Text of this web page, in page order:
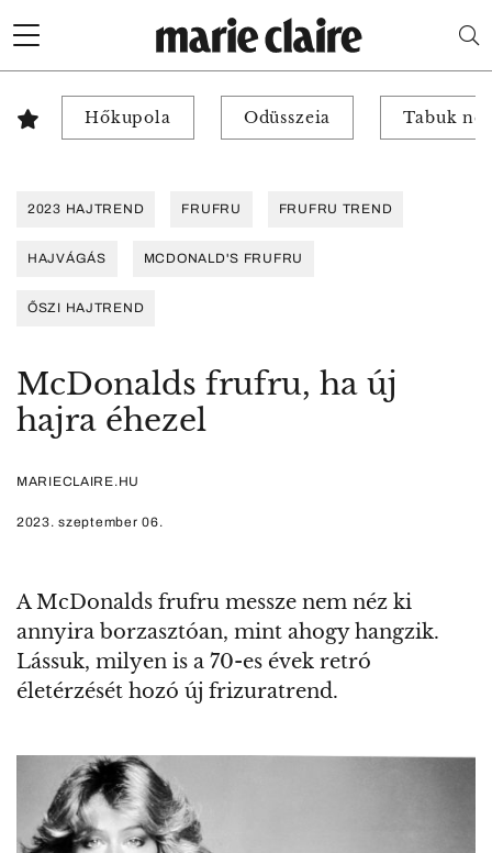
Hőkupola Odüsszeia Tabuk
2023 HAJTREND FRUFRU FRUFRU TREND
HAJVÁGÁS MCDONALD'S FRUFRU
ŐSZI HAJTREND
McDonalds frufru, ha új
hajra éhezel
MARIECLAIRE.HU
2023. szeptember 06.
A McDonalds frufru messze nem néz ki
annyira borzasztóan, mint ahogy hangzik.
Lássuk, milyen is a 70-es évek retró
életérzését hozó új frizuratrend.